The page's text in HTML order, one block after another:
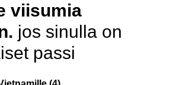
viisumia
jos sinulla on
passi